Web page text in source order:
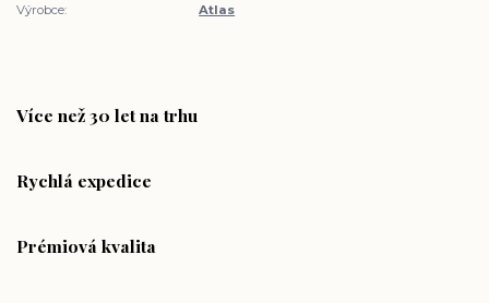
Výrobce:
Atlas
Více než 30 let na trhu
Rychlá expedice
Prémiová kvalita